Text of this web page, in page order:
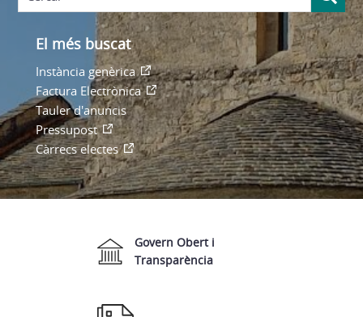
El més buscat
Instància genèrica
Factura Electrònica
Tauler d'anuncis
Pressupost
Càrrecs electes
Govern Obert i
Transparència